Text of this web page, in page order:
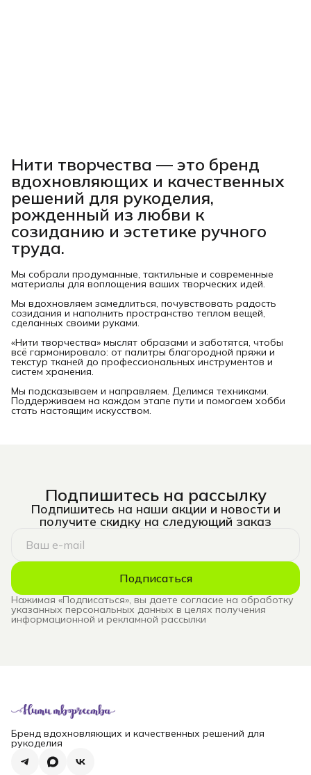
Нити творчества — это бренд
вдохновляющих и качественных
решений для рукоделия,
рожденный из любви к
созиданию и эстетике ручного
труда.
Мы собрали продуманные, тактильные и современные
материалы для воплощения ваших творческих идей.
Мы вдохновляем замедлиться, почувствовать радость
созидания и наполнить пространство теплом вещей,
сделанных своими руками.
«Нити творчества» мыслят образами и заботятся, чтобы
всё гармонировало: от палитры благородной пряжи и
текстур тканей до профессиональных инструментов и
систем хранения.
Мы подсказываем и направляем. Делимся техниками.
Поддерживаем на каждом этапе пути и помогаем хобби
стать настоящим искусством.
Подпишитесь на рассылку
Подпишитесь на наши акции и новости и
получите скидку на следующий заказ
Подписаться
Нажимая «Подписаться», вы даете согласие на обработку
указанных персональных данных в целях получения
информационной и рекламной рассылки
Бренд вдохновляющих и качественных решений для
рукоделия